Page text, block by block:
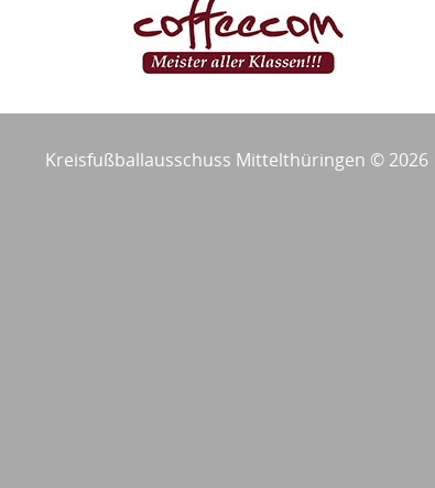
Kreisfußballausschuss Mittelthüringen © 2026